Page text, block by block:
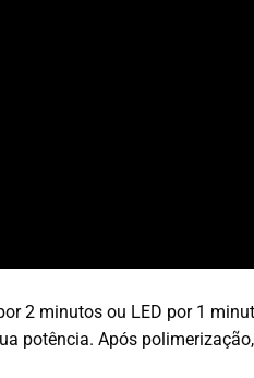
2 minutos ou LED por 1
potência. Após